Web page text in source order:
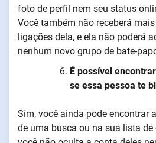
foto de perfil nem seu status
Você também não receberá
ligações dela, e ela não poderá
nenhum novo grupo de bate-
É possível
se essa pessoa te
Sim, você ainda pode encontrar
de uma busca ou na sua lista